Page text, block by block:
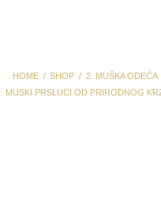
HOME SHOP
2. MUŠKA ODEĆA
MUSKI PRSLUCI OD PRIRODNOG